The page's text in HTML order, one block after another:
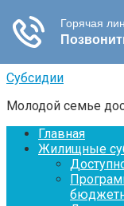
Перейти
контенту
Субсидии
Молодой семье
Главная
Жилищные